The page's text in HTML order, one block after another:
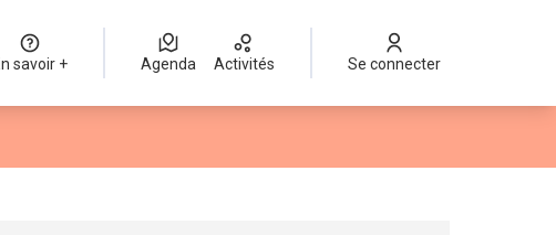
En savoir + Agenda Activités Se connecter